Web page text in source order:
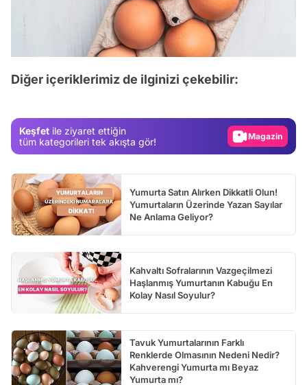
Diğer içeriklerimiz de ilginizi çekebilir:
Keşfet ile ziyaret ettiğin
tüm kategorileri tek akışta gör!
Video
Yumurta Satın Alırken Dikkatli Olun!
Yumurtaların Üzerinde Yazan Sayılar
Ne Anlama Geliyor?
Kahvaltı Sofralarının Vazgeçilmezi
Haşlanmış Yumurtanın Kabuğu En
Kolay Nasıl Soyulur?
Tavuk Yumurtalarının Farklı
Renklerde Olmasının Nedeni Nedir?
Kahverengi Yumurta mı Beyaz
Yumurta mı?